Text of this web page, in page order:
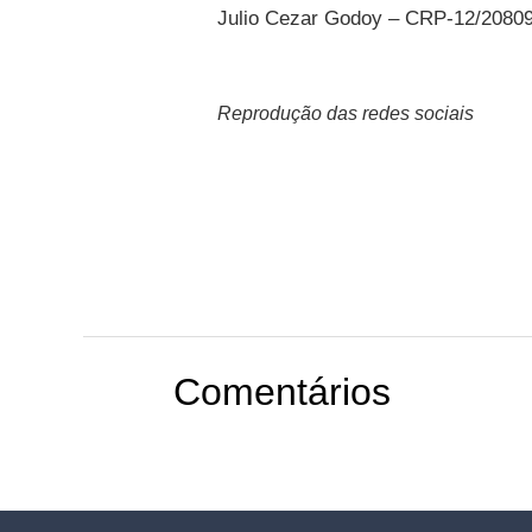
Julio Cezar Godoy – CRP-12/
Reprodução das redes sociais
Comentários